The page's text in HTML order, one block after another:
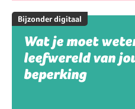
Bijzonder digitaal
Wat je moet
leefwereld van
beperking